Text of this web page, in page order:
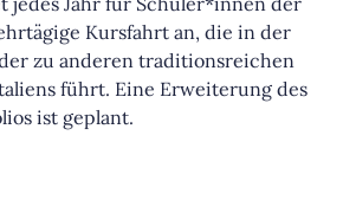
Kursfahrt an, die in der
zu anderen traditionsreichen
führt. Eine Erweiterung des
ist geplant.